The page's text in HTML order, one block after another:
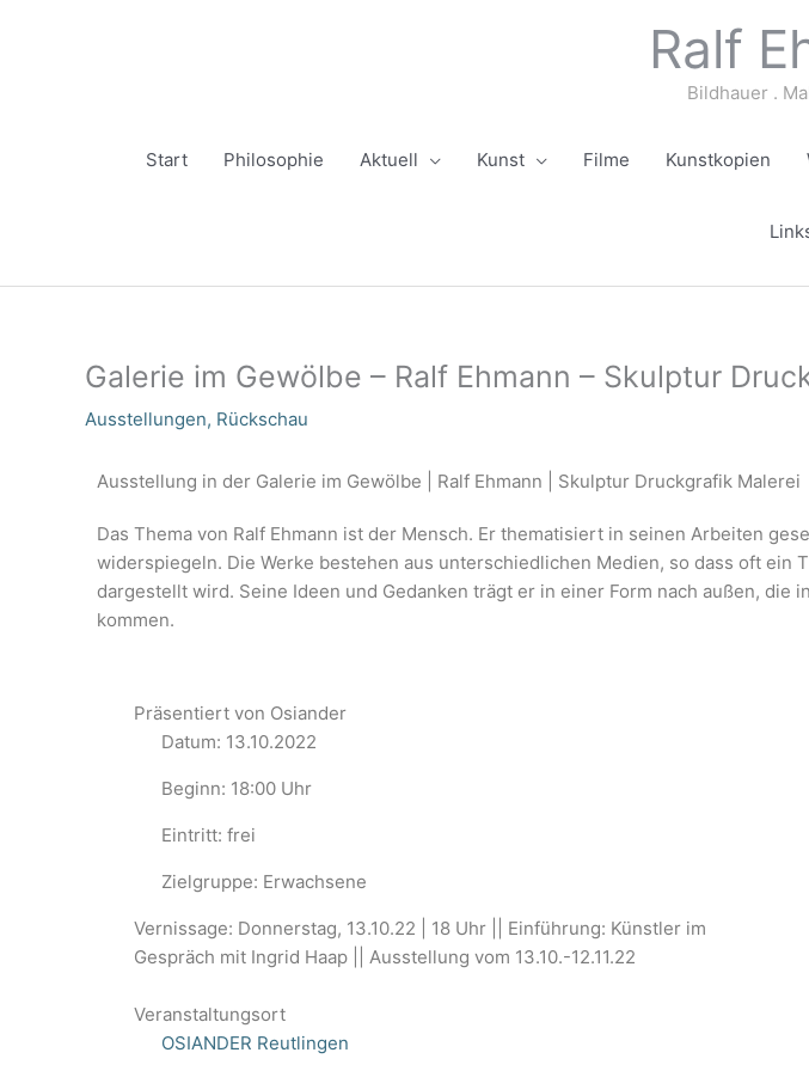
Ralf
Bildhauer .
Start Philosophie Aktuell Kunst Filme Kunstkopien
Galerie im Gewölbe – Ralf Ehmann – Skulptur
Ausstellungen, Rückschau
Ausstellung in der Galerie im Gewölbe | Ralf Ehmann | Skulptur Druckgrafik Malerei
Das Thema von Ralf Ehmann ist der Mensch. Er thematisiert in seinen Arbeiten
widerspiegeln. Die Werke bestehen aus unterschiedlichen Medien, so dass oft
dargestellt wird. Seine Ideen und Gedanken trägt er in einer Form nach außen,
kommen.
Präsentiert von Osiander
Datum: 13.10.2022
Beginn: 18:00 Uhr
Eintritt: frei
Zielgruppe: Erwachsene
Vernissage: Donnerstag, 13.10.22 | 18 Uhr || Einführung: Künstler im
Gespräch mit Ingrid Haap || Ausstellung vom 13.10.-12.11.22
Veranstaltungsort
OSIANDER Reutlingen